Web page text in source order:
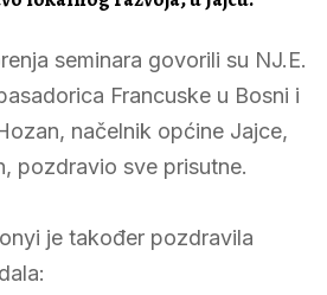
seminara govorili su NJ.E.
Francuske u Bosni i
načelnik općine Jajce,
pozdravio sve prisutne.
je također pozdravila